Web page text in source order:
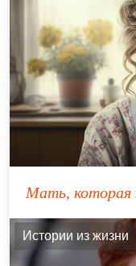
Мать, которая
Истории из жизни